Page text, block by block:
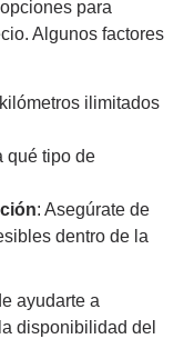
para
Algunos factores
ilimitados
qué tipo de
: Asegúrate de
dentro de la
ayudarte a
disponibilidad del